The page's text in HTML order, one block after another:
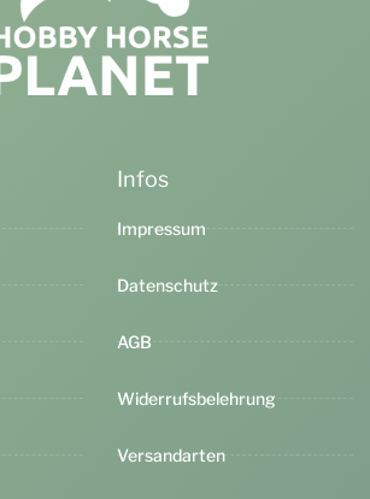
Infos
Impressum
Datenschutz
AGB
Widerrufsbelehrung
Versandarten